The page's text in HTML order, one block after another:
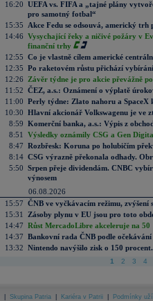
16:20 UEFA vs. FIFA a „tajné plány
pro samotný fotbal“
15:35
Akce Fedu se odsouvá, americký
14:46 Vysychající řeky a ničivé požáry v
finanční trhy
12:55 Co je vlastně cílem americké
12:35 Po raketovém růstu přichází
12:26
Závěr týdne je pro akcie převážně
11:52 ČEZ, a.s.: Oznámení o výplatě
11:00 Perly týdne: Zlato nahoru a SpaceX
10:30 Hlavní akcionář Volkswagenu je ve
8:59 Komerční banka, a.s.: Výpis z
8:51
Výsledky oznámily CSG a Gen
8:47 Rozbřesk: Koruna po holubičím
8:14 CSG výrazně překonala odhady.
5:50 Srpen přeje dividendám. CNBC
výnosem
06.08.2026
15:57 ČNB ve vyčkávacím režimu, zvýšení
15:31
Zásoby plynu v EU jsou pro toto
14:47 Růst MercadoLibre akceleruje na
14:37 Bankovní rada ČNB podle
13:32 Nintendo navýšilo zisk o 150
1 2 3 4
Skupina Patria Kariéra v Patrii Podmínky